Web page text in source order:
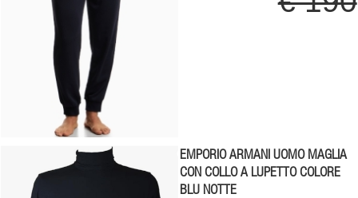
EMPORIO ARMANI UOMO MAGLIA
CON COLLO A LUPETTO COLORE
BLU NOTTE